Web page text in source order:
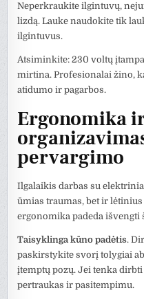
Neperkraukite ilgintuvų,
lizdą. Lauke naudokite tik
ilgintuvus.
Atsiminkite: 230 voltų
mirtina. Profesionalai žino,
atidumo ir pagarbos.
Ergonomika
pervargimo
Ilgalaikis darbas su
ūmias traumas, bet ir
ergonomika padeda išvengti
Taisyklinga kūno padėtis.
paskirstykite svorį tolygiai
įtemptų pozų. Jei tenka
pertraukas ir pasitempimu.